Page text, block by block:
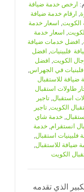
ارخص خدمة ضيافة
, ارقام خدمة ضيافة
الكويت, اسعار خدمة
, اسعار خدمة
, افضل خدمات ضيافة
فلبينيات, افضل
الكويت, افضل
في الجهراس,
للاستقبال
طاولات استقبال
استقبال,تاجير
الكويت, تاجير
, خدمة شاي
انستقرام, خدمة
فلبينيات استقبال,
ضيافة للاستقبال,
الكويت
الذي تقدمه